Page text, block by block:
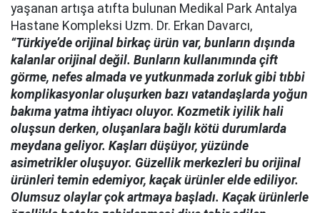
yaşanan artışa atıfta bulunan Medikal Park Antalya
Hastane Kompleksi Uzm. Dr. Erkan Davarcı,
“Türkiye’de orijinal birkaç ürün var, bunların dışında
kalanlar orijinal değil. Bunların kullanımında çift
görme, nefes almada ve yutkunmada zorluk gibi tıbbi
komplikasyonlar oluşurken bazı vatandaşlarda yoğun
bakıma yatma ihtiyacı oluyor. Kozmetik iyilik hali
oluşsun derken, oluşanlara bağlı kötü durumlarda
meydana geliyor. Kaşları düşüyor, yüzünde
asimetrikler oluşuyor. Güzellik merkezleri bu orijinal
ürünleri temin edemiyor, kaçak ürünler elde ediliyor.
Olumsuz olaylar çok artmaya başladı. Kaçak ürünlerle